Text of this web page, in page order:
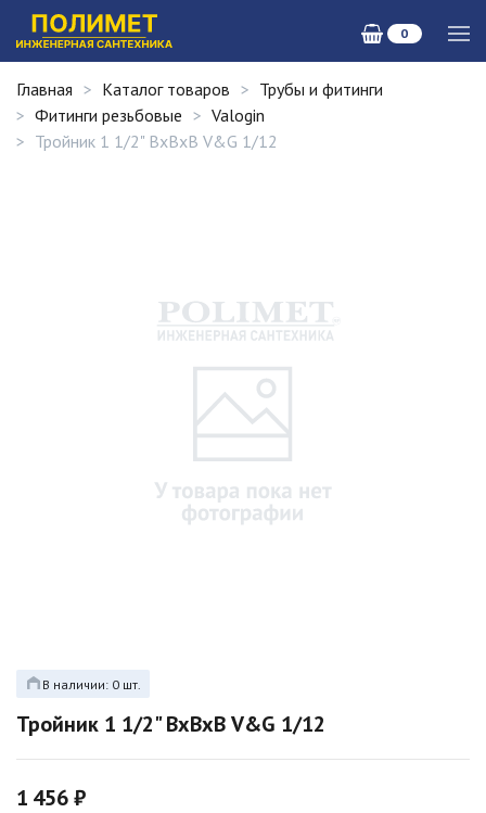
0
Главная Каталог товаров
Трубы и фитинги
Фитинги резьбовые
Valogin
Тройник 1 1/2" ВxВxВ V&G 1/12
В наличии: 0 шт.
Тройник 1 1/2" ВxВxВ V&G 1/12
1 456 ₽